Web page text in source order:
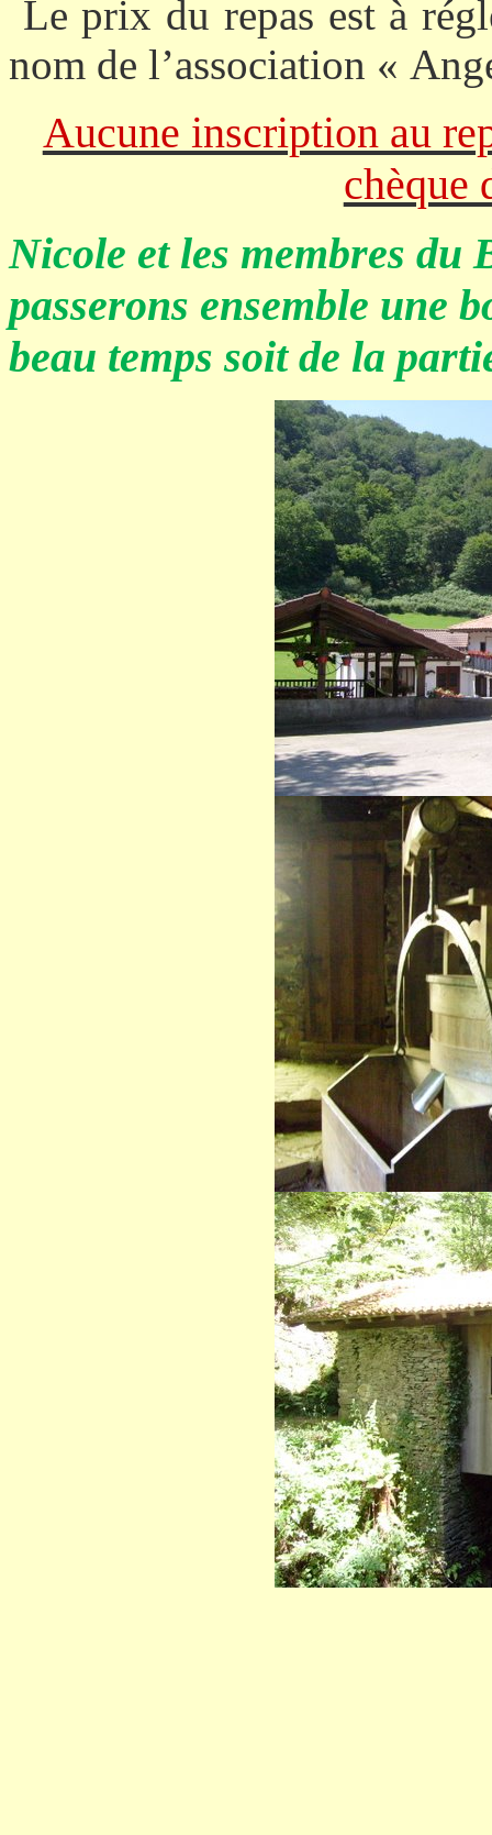
Le prix du repas est à
nom de l’association «
Aucune inscription au
chèque
Nicole et les membres du
passerons ensemble une
beau temps soit de la